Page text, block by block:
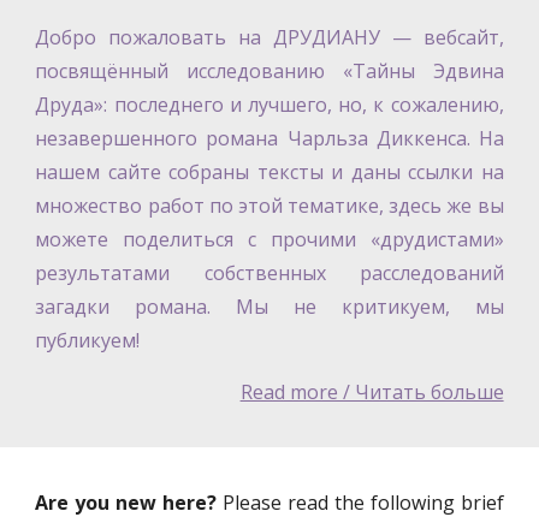
Добро пожаловать на ДРУДИАНУ — вебсайт,
посвящённый исследованию «Тайны Эдвина
Друда»: последнего и лучшего, но, к сожалению,
незавершенного романа Чарльза Диккенса. На
нашем сайте собраны тексты и даны ссылки на
множество работ по этой тематике, здесь же вы
можете поделиться с прочими «друдистами»
результатами собственных расследований
загадки романа. Мы не критикуем, мы
публикуем!
Read more / Читать больше
Are you new here? Please read the following brief